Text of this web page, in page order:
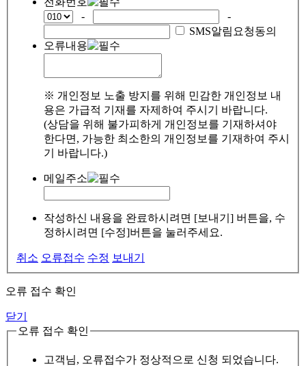
-
-
SMS알림요청동의
오류내용
※ 개인정보 노출 방지를 위해 민감한 개인정보 내
용은 가급적 기재를 자제하여 주시기 바랍니다.
(상담을 위해 불가피하게 개인정보를 기재하셔야
한다면, 가능한 최소한의 개인정보를 기재하여 주시
기 바랍니다.)
메일주소
작성하신 내용을 완료하시려면 [보내기] 버튼을, 수
정하시려면 [수정]버튼을 눌러주세요.
취소 오류접수 수정 보내기
오류 접수 확인
닫기
오류 접수 확인
고객님, 오류접수가 정상적으로 신청 되었습니다.